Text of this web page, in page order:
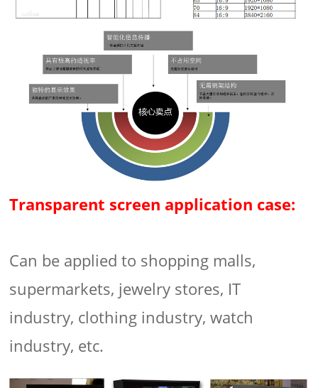
Transparent screen application case:
Can be applied to shopping malls,
supermarkets, jewelry stores, IT
industry, clothing industry, watch
industry, etc.